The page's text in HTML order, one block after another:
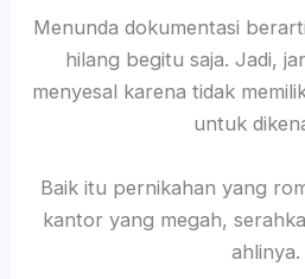
Menunda dokumentasi
hilang begitu saja. Jadi,
menyesal karena tidak
untuk
Baik itu pernikahan yang
kantor yang megah,
ahlinya.